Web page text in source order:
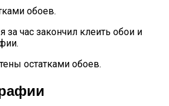
час закончил клеить обои и